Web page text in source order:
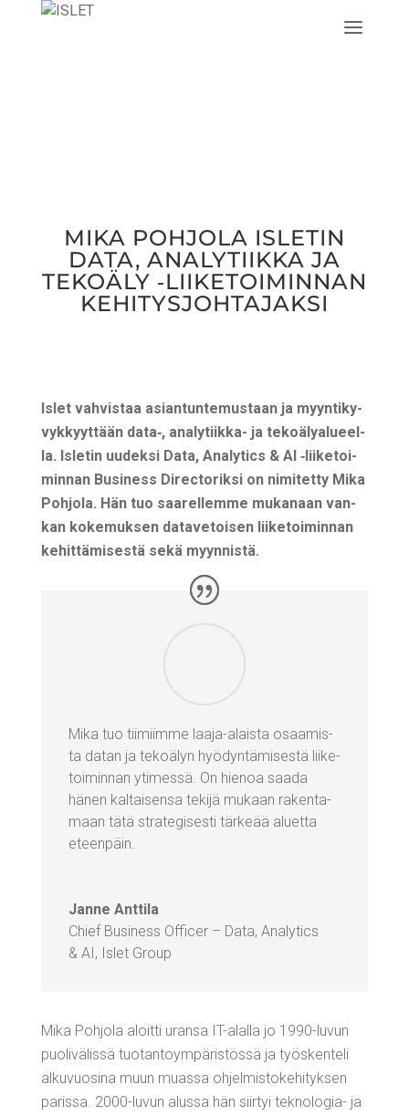
MIKA POH­JO­LA ISLE­TIN
DATA, ANA­LY­TIIK­KA JA
TEKO­Ä­LY ‑LII­KE­TOI­MIN­NAN
KEHITYSJOHTAJAKSI
Islet vah­vis­taa asian­tun­te­mus­taan ja myyn­ti­ky­
vyk­kyyt­tään data‑, ana­ly­tiik­ka- ja teko­ä­ly­alu­eel­
la. Isle­tin uudek­si Data, Ana­ly­tics & AI ‑lii­ke­toi­
min­nan Busi­ness Direc­to­rik­si on nimi­tet­ty Mika
Poh­jo­la. Hän tuo saa­rel­lem­me muka­naan van­
kan koke­muk­sen data­ve­toi­sen lii­ke­toi­min­nan
kehit­tä­mi­ses­tä sekä myynnistä.
Mika tuo tii­miim­me laa­ja-alais­ta osaa­mis­
ta datan ja teko­ä­lyn hyö­dyn­tä­mi­ses­tä lii­ke­
toi­min­nan yti­mes­sä. On hie­noa saa­da
hänen kal­tai­sen­sa teki­jä mukaan raken­ta­
maan tätä stra­te­gi­ses­ti tär­ke­ää aluet­ta
eteenpäin.
Jan­ne Anttila
Chief Busi­ness Officer – Data, Ana­ly­tics
& AI, Islet Group
Mika Poh­jo­la aloit­ti uran­sa IT-alal­la jo 1990-luvun
puo­li­vä­lis­sä tuo­tan­to­ym­pä­ris­tös­sä ja työs­ken­te­li
alku­vuo­si­na muun muas­sa ohjel­mis­to­ke­hi­tyk­sen
paris­sa. 2000-luvun alus­sa hän siir­tyi tek­no­lo­gia- ja